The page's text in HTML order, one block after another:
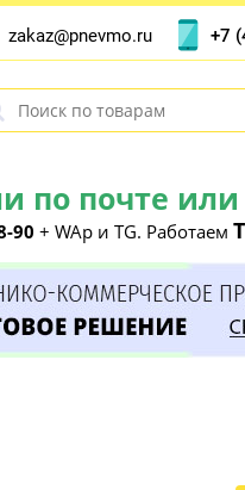
почте или
90 + WAp и TG. Работаем
zakaz@pnevmo.ru +7